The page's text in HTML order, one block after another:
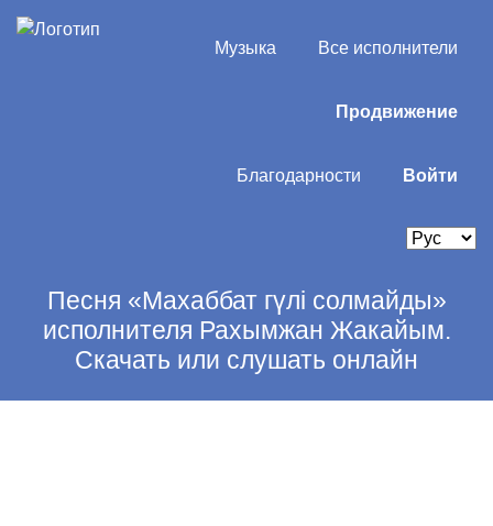
Музыка Все исполнители
Продвижение
Благодарности Войти
Песня «Махаббат гүлі солмайды»
исполнителя Рахымжан Жакайым.
Скачать или слушать онлайн